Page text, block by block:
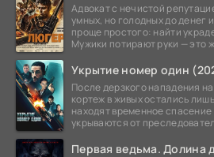
Адвокат с нечистой
умных, но голодных до денег
проще простого: найти
Мужики потирают руки — это
Укрытие номер один
После дерзкого нападения
кортеж в живых остались
находят временное спасение
укрываются от
Первая ведьма. Долина